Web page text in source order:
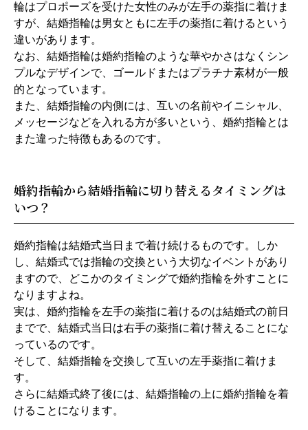
輪はプロポーズを受けた女性のみが左手の薬指に着けま
すが、結婚指輪は男女ともに左手の薬指に着けるという
違いがあります。
なお、結婚指輪は婚約指輪のような華やかさはなくシン
プルなデザインで、ゴールドまたはプラチナ素材が一般
的となっています。
また、結婚指輪の内側には、互いの名前やイニシャル、
メッセージなどを入れる方が多いという、婚約指輪とは
また違った特徴もあるのです。
婚約指輪から結婚指輪に切り替えるタイミングは
いつ？
婚約指輪は結婚式当日まで着け続けるものです。しか
し、結婚式では指輪の交換という大切なイベントがあり
ますので、どこかのタイミングで婚約指輪を外すことに
なりますよね。
実は、婚約指輪を左手の薬指に着けるのは結婚式の前日
までで、結婚式当日は右手の薬指に着け替えることにな
っているのです。
そして、結婚指輪を交換して互いの左手薬指に着けま
す。
さらに結婚式終了後には、結婚指輪の上に婚約指輪を着
けることになります。